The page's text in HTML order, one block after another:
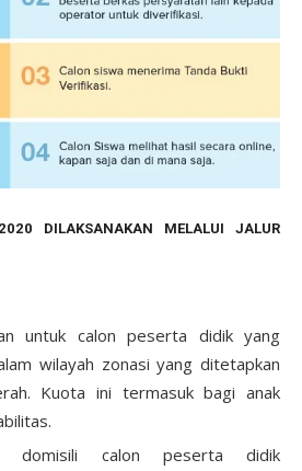
DILAKSANAKAN MELALUI JALUR
untuk calon peserta didik yang
wilayah zonasi yang ditetapkan
Kuota ini termasuk bagi anak
domisili calon peserta didik